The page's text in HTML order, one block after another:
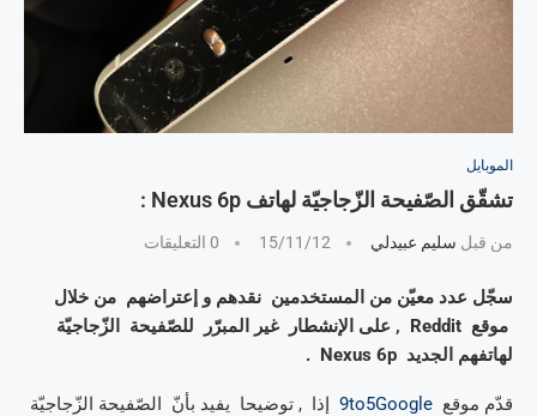
الموبايل
تشقّق الصّفيحة الزّجاجيّة لهاتف Nexus 6p :
من قبل سليم عبيدلي 15/11/12 0 التعليقات
سجّل عدد معيّن من المستخدمين نقدهم و إعتراضهم من خلال
موقع Reddit , على الإنشطار غير المبرّر للصّفيحة الزّجاجيّة
لهاتفهم الجديد Nexus 6p .
قدّم موقع 9to5Google إذا , توضيحا يفيد بأنّ الصّفيحة الزّجاجيّة